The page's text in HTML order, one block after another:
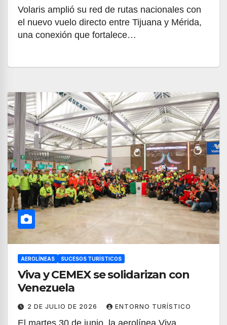
Volaris amplió su red de rutas nacionales con
el nuevo vuelo directo entre Tijuana y Mérida,
una conexión que fortalece…
AEROLÍNEAS SUCESOS TURÍSTICOS
Viva y CEMEX se solidarizan con
Venezuela
2 DE JULIO DE 2026 ENTORNO TURÍSTICO
El martes 30 de junio, la aerolínea Viva